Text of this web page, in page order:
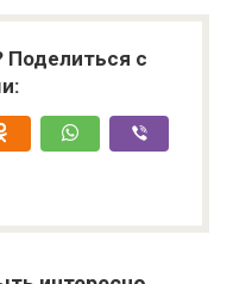
Поделиться с